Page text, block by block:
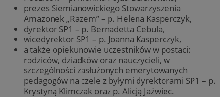
prezes Siemianowickiego Stowarzyszenia
Amazonek „Razem” – p. Helena Kasperczyk,
dyrektor SP1 – p. Bernadetta Cebula,
wicedyrektor SP1 – p. Joanna Kasperczyk,
a także opiekunowie uczestników w postaci:
rodziców, dziadków oraz nauczycieli, w
szczególności zasłużonych emerytowanych
pedagogów na czele z byłymi dyrektorami SP1 – p.
Krystyną Klimczak oraz p. Alicją Jaźwiec.